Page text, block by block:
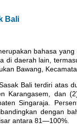
Bali
bahasa
di daerah lain,
Bawang ,
Bali terdiri atas
Karangasem, dan
Singaraja.
dengan
antara 81—100%.